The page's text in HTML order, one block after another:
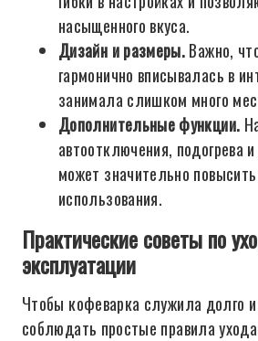
насыщенного вкуса.
Дизайн и размеры.Важно,
гармонично вписывалась в
занимала слишком много
Дополнительные функции.
автоотключения, подогрева
может значительно
использования.
Практические советы по
эксплуатации
Чтобы кофеварка служила долго
соблюдать простые правила